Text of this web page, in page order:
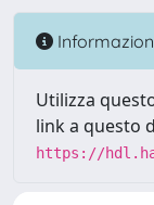
Utilizza
link a questo
https://